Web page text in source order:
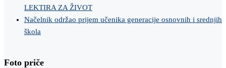
LEKTIRA ZA ŽIVOT
Načelnik održao prijem učenika generacije osnovnih i srednjih
škola
Foto priče